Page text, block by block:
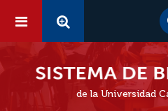
de la Universidad